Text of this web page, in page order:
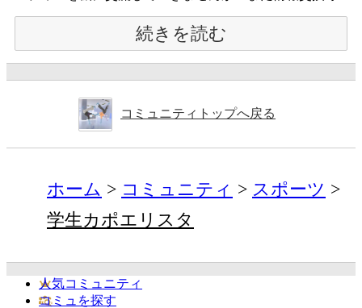
続きを読む
コミュニティトップへ戻る
ホーム コミュニティ
スポーツ
学生カポエリスタ
人気コミュニティ
コミュを探す